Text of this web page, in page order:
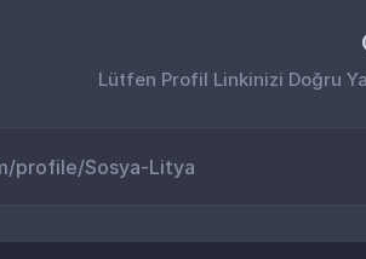
Lütfen Profil Linkinizi Doğru